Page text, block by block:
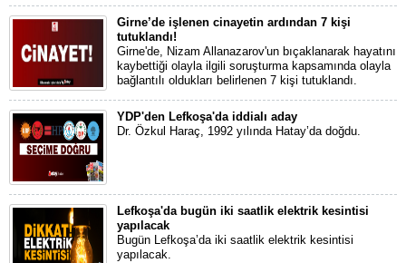
Girne’de işlenen cinayetin ardından 7 kişi
tutuklandı!
Girne'de, Nizam Allanazarov'un bıçaklanarak hayatını
kaybettiği olayla ilgili soruşturma kapsamında olayla
bağlantılı oldukları belirlenen 7 kişi tutuklandı.
YDP'den Lefkoşa'da iddialı aday
Dr. Özkul Haraç, 1992 yılında Hatay’da doğdu.
Lefkoşa'da bugün iki saatlik elektrik kesintisi
yapılacak
Bugün Lefkoşa’da iki saatlik elektrik kesintisi
yapılacak.